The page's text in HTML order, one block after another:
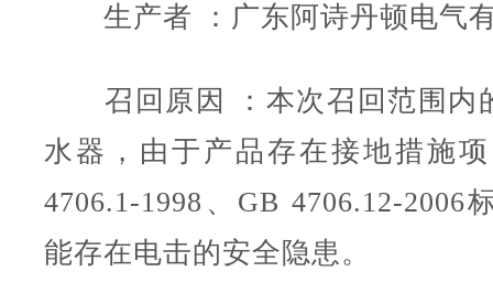
生产者 ：广东阿诗丹顿电气
召回原因 ：本次召回范围内
水器，由于产品存在接地措施
4706.1-1998、GB 4706.12-2006
能存在电击的安全隐患。